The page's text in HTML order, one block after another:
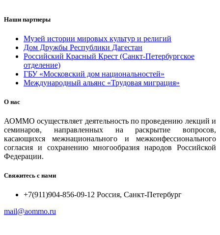
Наши партнеры
Музей истории мировых культур и религий
Дом Дружбы Республики Дагестан
Российский Красный Крест (Санкт-Петербургское
отделение)
ГБУ «Московский дом национальностей»
Международный альянс «Трудовая миграция»
О нас
АОММО осуществляет деятельность по проведению лекций и
семинаров, направленных на раскрытие вопросов,
касающихся межнационального и межконфессионального
согласия и сохранению многообразия народов Российской
Федерации.
Свяжитесь с нами
+7(911)904-856-09-12 Россия, Санкт-Петербург
mail@aommo.ru